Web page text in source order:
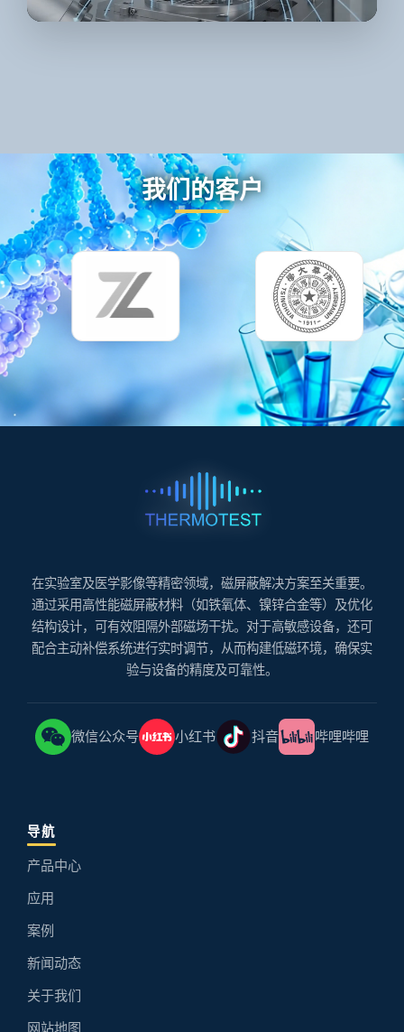
我们的客户
在实验室及医学影像等精密领域，磁屏蔽解决方案至关重要。
通过采用高性能磁屏蔽材料（如铁氧体、镍锌合金等）及优化
结构设计，可有效阻隔外部磁场干扰。对于高敏感设备，还可
配合主动补偿系统进行实时调节，从而构建低磁环境，确保实
验与设备的精度及可靠性。
微信公众号 小红书 抖音 哔哩哔哩
导航
产品中心
应用
案例
新闻动态
关于我们
网站地图